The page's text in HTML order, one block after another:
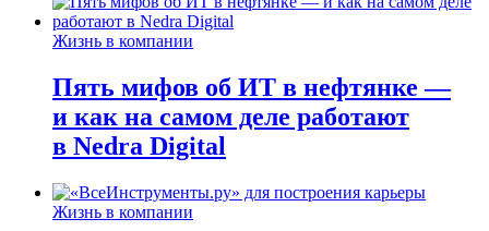
Жизнь в компании
Пять мифов об ИТ в нефтянке —
и как на самом деле работают
в Nedra Digital
Жизнь в компании